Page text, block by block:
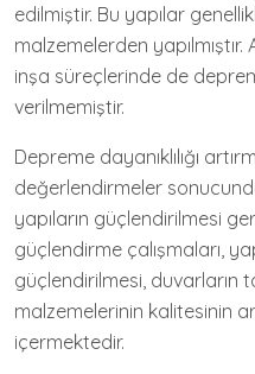
edilmiştir. Bu yapılar
malzemelerden yapılmıştır.
inşa süreçlerinde de
verilmemiştir.
Depreme dayanıklılığı
değerlendirmeler
yapıların güçlendirilmesi
güçlendirme çalışmaları,
güçlendirilmesi, duvarların
malzemelerinin kalitesinin
içermektedir.